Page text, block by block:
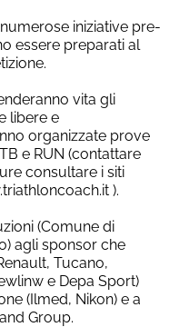
iniziative pre-
essere preparati al
vita gli
libere e
organizzate prove
e RUN (contattare
consultare i siti
).
(Comune di
agli sponsor che
Tucano,
e Depa Sport)
(Ilmed, Nikon) e a
Group.